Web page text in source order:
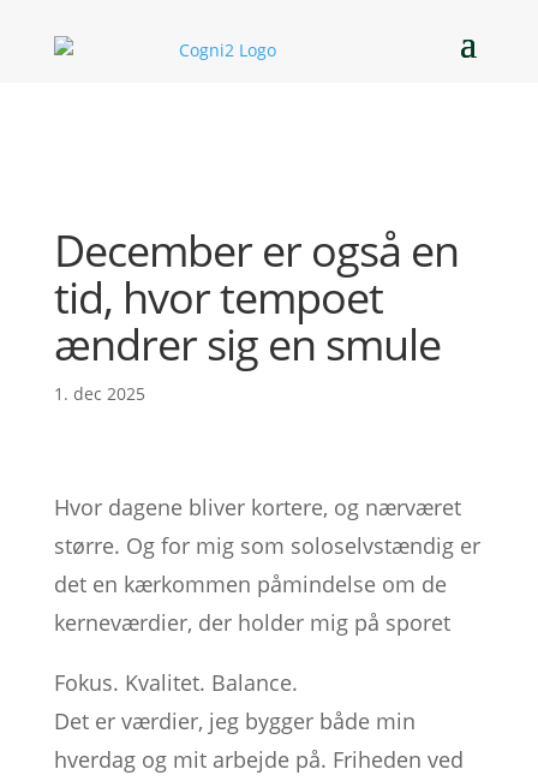
December er også en
tid, hvor tempoet
ændrer sig en smule
1. dec 2025
Hvor dagene bliver kortere, og nærværet
større. Og for mig som soloselvstændig er
det en kærkommen påmindelse om de
kerneværdier, der holder mig på sporet
Fokus. Kvalitet. Balance.
Det er værdier, jeg bygger både min
hverdag og mit arbejde på. Friheden ved